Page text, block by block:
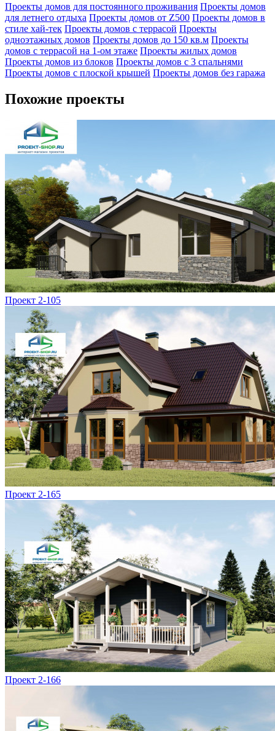
Проекты домов для постоянного проживания Проекты домов
для летнего отдыха Проекты домов от Z500 Проекты домов в
стиле хай-тек Проекты домов с террасой Проекты
одноэтажных домов Проекты домов до 150 кв.м Проекты
домов с террасой на 1-ом этаже Проекты жилых домов
Проекты домов из блоков Проекты домов с 3 спальнями
Проекты домов с плоской крышей Проекты домов без гаража
Похожие проекты
Проект 2-105
Проект 2-165
Проект 2-166